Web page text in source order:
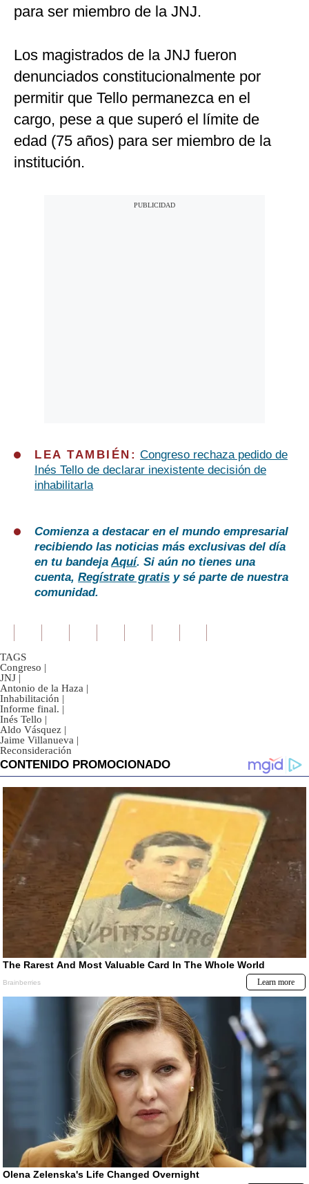
para ser miembro de la JNJ.
Los magistrados de la JNJ fueron
denunciados constitucionalmente por
permitir que Tello permanezca en el
cargo, pese a que superó el límite de
edad (75 años) para ser miembro de la
institución.
LEA TAMBIÉN: Congreso rechaza pedido de
Inés Tello de declarar inexistente decisión de
inhabilitarla
Comienza a destacar en el mundo empresarial
recibiendo las noticias más exclusivas del día
en tu bandejaAquí. Si aún no tienes una
cuenta, Regístrate gratis y sé parte de nuestra
comunidad.
TAGS
Congreso |
JNJ |
Antonio de la Haza |
Inhabilitación |
Informe final. |
Inés Tello |
Aldo Vásquez |
Jaime Villanueva |
Reconsideración